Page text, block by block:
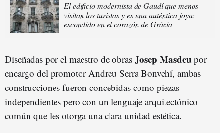
El edificio modernista de Gaudí que menos
visitan los turistas y es una auténtica joya:
escondido en el corazón de Gràcia
Diseñadas por el maestro de obras Josep Masdeu por
encargo del promotor Andreu Serra Bonvehí, ambas
construcciones fueron concebidas como piezas
independientes pero con un lenguaje arquitectónico
común que les otorga una clara unidad estética.